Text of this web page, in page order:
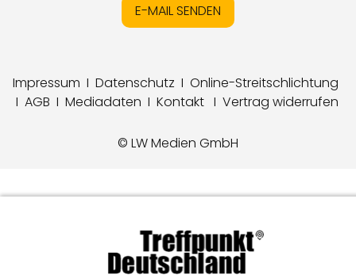
E-MAIL SENDEN
Impressum I Datenschutz I Online-Streitschlichtung
I AGB I Mediadaten I Kontakt I Vertrag widerrufen
© LW Medien GmbH